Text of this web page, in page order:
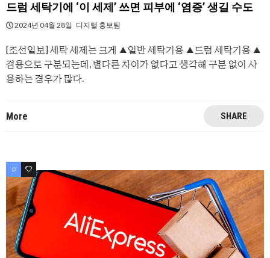
드럼 세탁기에 ‘이 세제’ 쓰면 피부에 ‘염증’ 생길 수도
2024년 04월 28일 디지털 홍보팀
[조선일보] 세탁 세제는 크게 ▲일반 세탁기용 ▲드럼 세탁기용 ▲
겸용으로 구분되는데, 별다른 차이가 없다고 생각해 구분 없이 사
용하는 경우가 많다.
More SHARE
0 0